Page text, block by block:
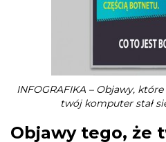
INFOGRAFIKA – Objawy,
twój komputer stał
Objawy tego, że